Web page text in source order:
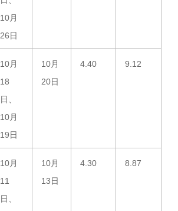
10月
26日
10月
18
日、
10月
19日
10月
20日
4.40 9.12
10月
11
日、
10月
13日
4.30 8.87